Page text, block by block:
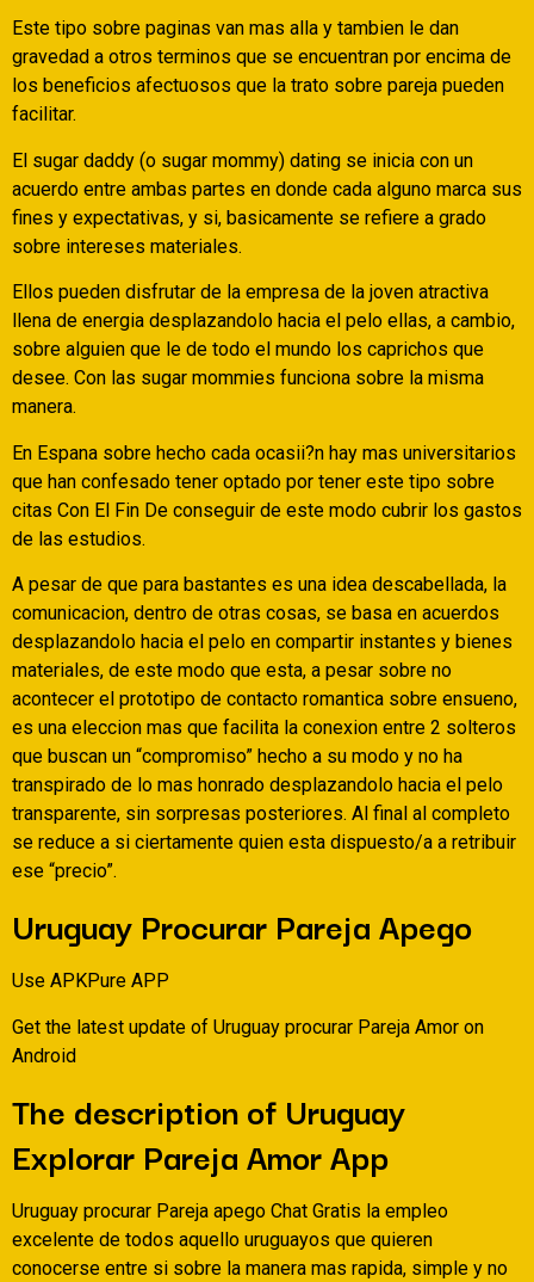
Este tipo sobre paginas van mas alla y tambien le dan
gravedad a otros terminos que se encuentran por encima de
los beneficios afectuosos que la trato sobre pareja pueden
facilitar.
El sugar daddy (o sugar mommy) dating se inicia con un
acuerdo entre ambas partes en donde cada alguno marca sus
fines y expectativas, y si, basicamente se refiere a grado
sobre intereses materiales.
Ellos pueden disfrutar de la empresa de la joven atractiva
llena de energia desplazandolo hacia el pelo ellas, a cambio,
sobre alguien que le de todo el mundo los caprichos que
desee. Con las sugar mommies funciona sobre la misma
manera.
En Espana sobre hecho cada ocasii?n hay mas universitarios
que han confesado tener optado por tener este tipo sobre
citas Con El Fin De conseguir de este modo cubrir los gastos
de las estudios.
A pesar de que para bastantes es una idea descabellada, la
comunicacion, dentro de otras cosas, se basa en acuerdos
desplazandolo hacia el pelo en compartir instantes y bienes
materiales, de este modo que esta, a pesar sobre no
acontecer el prototipo de contacto romantica sobre ensueno,
es una eleccion mas que facilita la conexion entre 2 solteros
que buscan un “compromiso” hecho a su modo y no ha
transpirado de lo mas honrado desplazandolo hacia el pelo
transparente, sin sorpresas posteriores. Al final al completo
se reduce a si ciertamente quien esta dispuesto/a a retribuir
ese “precio”.
Uruguay Procurar Pareja Apego
Use APKPure APP
Get the latest update of Uruguay procurar Pareja Amor on
Android
The description of Uruguay
Explorar Pareja Amor App
Uruguay procurar Pareja apego Chat Gratis la empleo
excelente de todos aquello uruguayos que quieren
conocerse entre si sobre la manera mas rapida, simple y no